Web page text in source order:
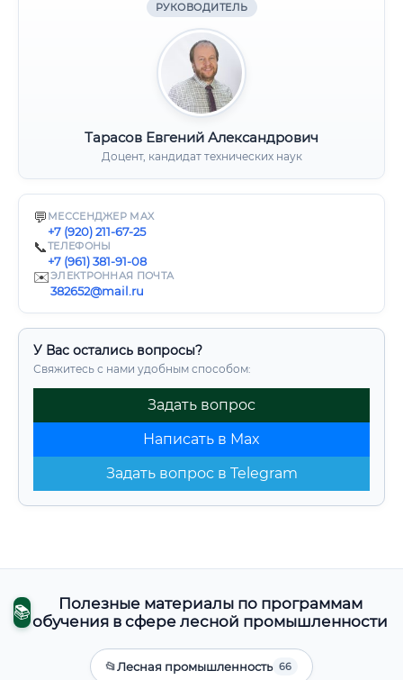
РУКОВОДИТЕЛЬ
Тарасов Евгений Александрович
Доцент, кандидат технических наук
💬 МЕССЕНДЖЕР MAX
+7 (920) 211-67-25
📞ТЕЛЕФОНЫ
+7 (961) 381-91-08
✉️ЭЛЕКТРОННАЯ ПОЧТА
382652@mail.ru
У Вас остались вопросы?
Свяжитесь с нами удобным способом:
Задать вопрос
Написать в Max
Задать вопрос в Telegram
📚
Полезные материалы по программам
обучения в сфере лесной промышленности
📂Лесная промышленность 66